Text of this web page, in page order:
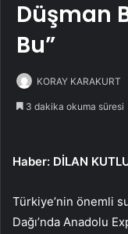
Düşman
Bu”
KORAY KARAKURT
3 dakika okuma süresi
Haber: DİLAN
Türkiye’nin önemli
Dağı’nda Anadolu